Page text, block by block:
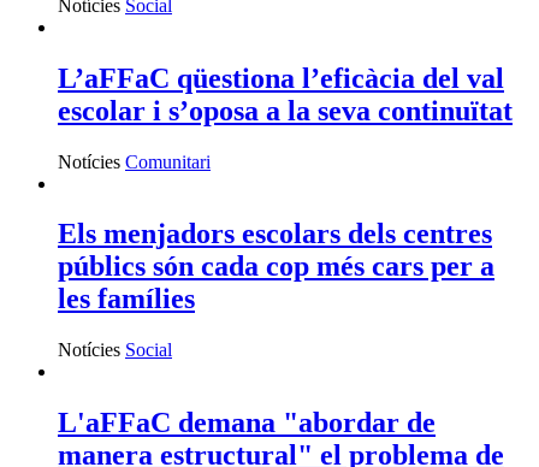
Notícies Social
L’aFFaC qüestiona l’eficàcia del val
escolar i s’oposa a la seva continuïtat
Notícies Comunitari
Els menjadors escolars dels centres
públics són cada cop més cars per a
les famílies
Notícies Social
L'aFFaC demana "abordar de
manera estructural" el problema de